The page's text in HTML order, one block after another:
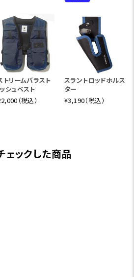
トリームバラスト
シュベスト
（税込）
スラントロッドホルス
ター
¥3,190（税込）
ェックした商品